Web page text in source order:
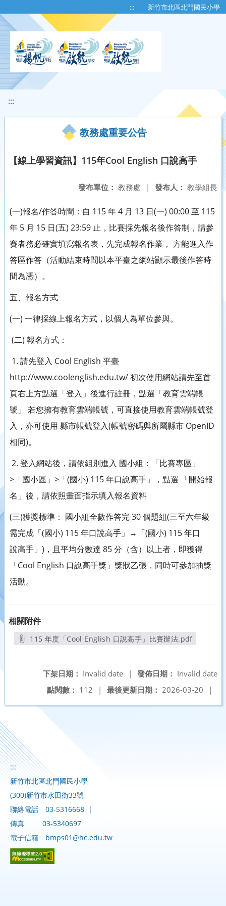
::: 新竹市北區北門國民小學
:::
教務處重要公告
【線上學習資訊】115年Cool English 口說高手
發布人： 教學組長
發布單位： 教務處 |
(一)報名/作答時間：自 115 年 4 月 13 日(一) 00:00 至 115
年 5 月 15 日(五) 23:59 止，比賽採先報名後作答制，請參
賽者務必確實填寫報名表，先完成報名作業， 方能進入作
答區作答（活動結束時間以本平臺之網站顯示最後作答時
間為憑）。
五、報名方式
(一) 一律採線上報名方式，以個人為單位參與。
(二) 報名方式：
1. 請先登入 Cool English 平臺
http://www.coolenglish.edu.tw/ 初次使用網站請先至首
頁右上方點選「登入」後進行註冊，點選「教育雲端帳
號」 若您擁有教育雲端帳號，可直接使用教育雲端帳號登
入，亦可使用 縣市帳號登入(帳號密碼與所屬縣市 OpenID
相同)。
2. 登入網站後，請依組別進入 國小組：「比賽專區」
>「國小區」>「(國小) 115 年口說高手」，點選 「開始報
名」後，請依照畫面指示填入報名資料
(三)獲獎標準： 國小組全數作答完 30 個題組(三至六年級
需完成「(國小) 115 年口說高手」→「(國小) 115 年口
說高手」)，且平均分數達 85 分（含）以上者，即獲得
「Cool English 口說高手獎」獎狀乙張，同時可參加抽獎
活動。
相關附件
115 年度「Cool English 口說高手」比賽辦法.pdf
發佈日期： Invalid date
下架日期： Invalid date
|
最後更新日期： 2026-03-20 |
點閱數： 112 |
:::
新竹市北區北門國民小學
(300)新竹市水田街33號
聯絡電話
03-5316668 |
傳真
03-5340697
電子信箱
bmps01@hc.edu.tw